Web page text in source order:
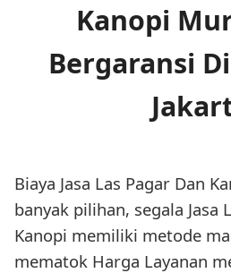
Kanopi
Bergaransi
Biaya Jasa Las Pagar Dan
banyak pilihan, segala Jasa
Kanopi memiliki metode
mematok Harga Layanan